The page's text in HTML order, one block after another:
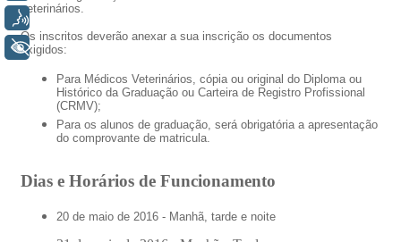
Voz
+ Acessibilidade